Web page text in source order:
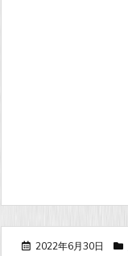
2022年6月30日